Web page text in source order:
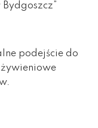
podejście do